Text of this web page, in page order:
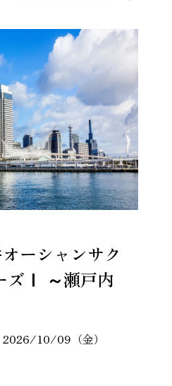
ーシャンサク
ズⅠ ～瀬戸内
10/09（金）